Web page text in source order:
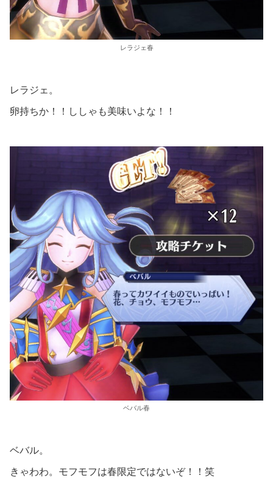
レラジェ春
レラジェ。
卵持ちか！！ししゃも美味いよな！！
ベバル春
ベバル。
きゃわわ。モフモフは春限定ではないぞ！！笑